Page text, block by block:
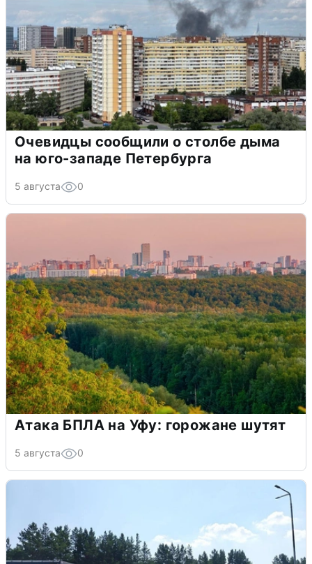
Очевидцы сообщили о столбе дыма
на юго-западе Петербурга
5 августа 0
Атака БПЛА на Уфу: горожане шутят
5 августа 0